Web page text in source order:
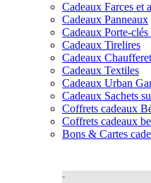
Cadeaux Farces et
Cadeaux Panneaux
Cadeaux Porte-
Cadeaux Tirelires
Cadeaux
Cadeaux Textiles
Cadeaux Urban
Cadeaux Sachets
Coffrets cadeaux
Coffrets cadeaux
Bons & Cartes